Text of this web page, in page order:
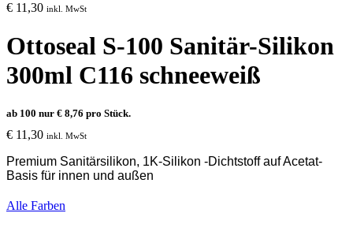
€ 11,30 inkl. MwSt
Ottoseal S-100 Sanitär-Silikon
300ml C116 schneeweiß
ab 100 nur € 8,76 pro Stück.
€ 11,30 inkl. MwSt
Premium Sanitärsilikon, 1K-Silikon -Dichtstoff auf Acetat-
Basis für innen und außen
Alle Farben